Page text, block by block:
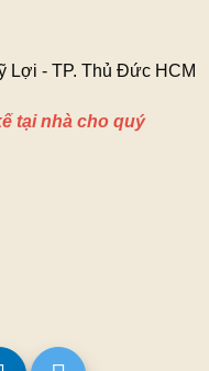
Lợi - TP. Thủ Đức HCM
tại nhà cho quý